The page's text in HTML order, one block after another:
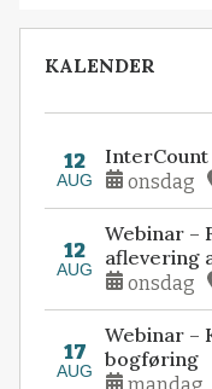
KALENDER
12
AUG
InterCount
onsdag
12
AUG
Webinar –
aflevering
onsdag
17
AUG
Webinar –
bogføring
mandag